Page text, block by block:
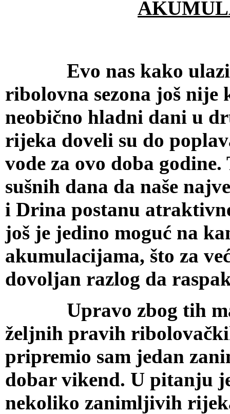
Evo nas kako
ribolovna sezona još nije
neobično hladni dani u
rijeka doveli su do
vode za ovo doba
sušnih dana da naše
i Drina postanu
još je jedino moguć na
akumulacijama, što za
dovoljan razlog da
Upravo zbog tih
željnih pravih
pripremio sam jedan
dobar vikend. U pitanju
nekoliko zanimljivih